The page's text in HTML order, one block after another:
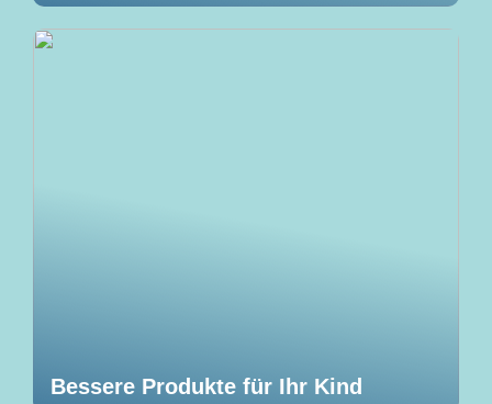
Bessere Produkte für Ihr Kind